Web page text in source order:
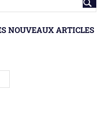
NOUVEAUX ARTICLES